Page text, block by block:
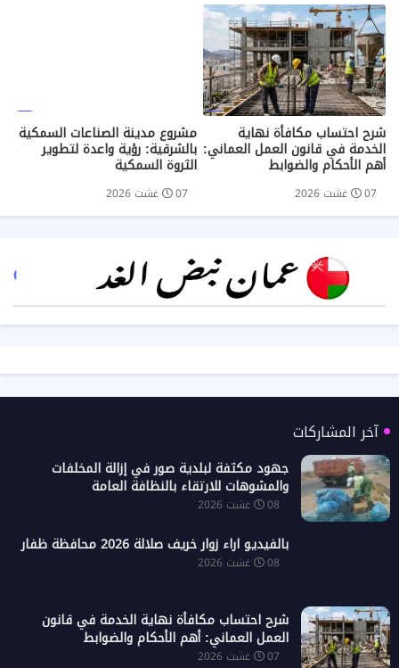
شرح احتساب مكافأة نهاية
الخدمة في قانون العمل العماني:
أهم الأحكام والضوابط
07 غشت 2026
مشروع مدينة الصناعات السمكية
بالشرقية: رؤية واعدة لتطوير
الثروة السمكية
07 غشت 2026
آخر المشاركات
جهود مكثفة لبلدية صور في إزالة المخلفات
والمشوهات للارتقاء بالنظافة العامة
08 غشت 2026
بالفيديو اراء زوار خريف صلالة 2026 محافظة ظفار
08 غشت 2026
شرح احتساب مكافأة نهاية الخدمة في قانون
العمل العماني: أهم الأحكام والضوابط
07 غشت 2026